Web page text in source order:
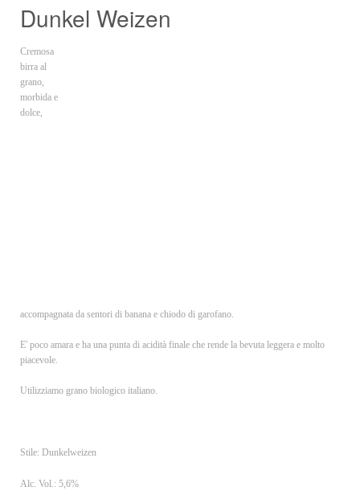
Dunkel Weizen
Cremosa
birra al
grano,
morbida e
dolce,
accompagnata da sentori di banana e chiodo di garofano.
E' poco amara e ha una punta di acidità finale che rende la bevuta leggera e molto
piacevole.
Utilizziamo grano biologico italiano.
Stile: Dunkelweizen
Alc. Vol.: 5,6%